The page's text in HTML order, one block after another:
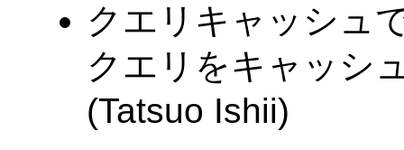
クエリキャッシュ
クエリをキャッシ
(Tatsuo Ishii)